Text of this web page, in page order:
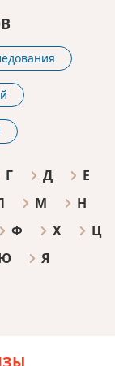
Г Д
Е
М
Н
Ф Х
Ц
Я